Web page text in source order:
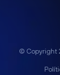
© Copyright